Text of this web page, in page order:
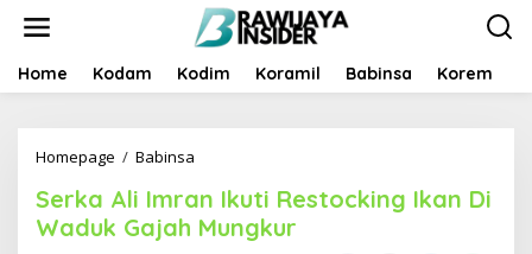
t
Home Kodam Kodim Koramil Babinsa Korem
Homepage / Babinsa
r
k
a
Serka Ali Imran Ikuti Restocking Ikan Di
Waduk Gajah Mungkur